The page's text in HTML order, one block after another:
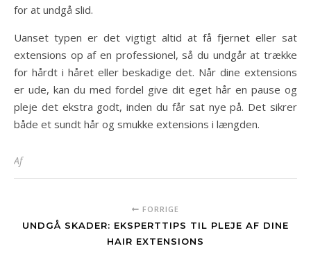
for at undgå slid.
Uanset typen er det vigtigt altid at få fjernet eller sat
extensions op af en professionel, så du undgår at trække
for hårdt i håret eller beskadige det. Når dine extensions
er ude, kan du med fordel give dit eget hår en pause og
pleje det ekstra godt, inden du får sat nye på. Det sikrer
både et sundt hår og smukke extensions i længden.
Af
FORRIGE
UNDGÅ SKADER: EKSPERTTIPS TIL PLEJE AF DINE
HAIR EXTENSIONS